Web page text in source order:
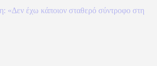
«Δεν έχω κάποιον σταθερό σύντροφο στη